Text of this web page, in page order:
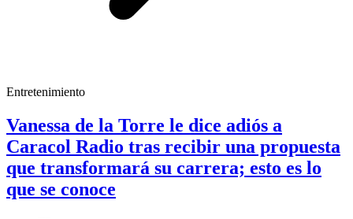
Entretenimiento
Vanessa de la Torre le dice adiós a
Caracol Radio tras recibir una propuesta
que transformará su carrera; esto es lo
que se conoce